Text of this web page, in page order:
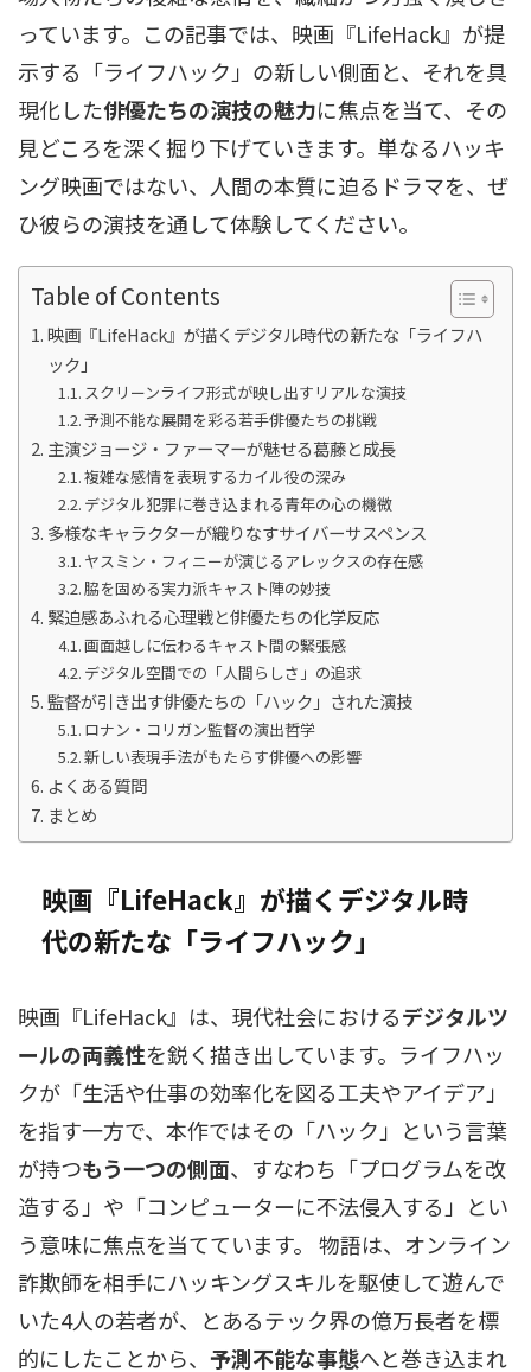
っています。この記事では、映画『LifeHack』が提
示する「ライフハック」の新しい側面と、それを具
現化した俳優たちの演技の魅力に焦点を当て、その
見どころを深く掘り下げていきます。単なるハッキ
ング映画ではない、人間の本質に迫るドラマを、ぜ
ひ彼らの演技を通して体験してください。
Table of Contents
映画『LifeHack』が描くデジタル時代の新たな「ライフハ
ック」
スクリーンライフ形式が映し出すリアルな演技
予測不能な展開を彩る若手俳優たちの挑戦
主演ジョージ・ファーマーが魅せる葛藤と成長
複雑な感情を表現するカイル役の深み
デジタル犯罪に巻き込まれる青年の心の機微
多様なキャラクターが織りなすサイバーサスペンス
ヤスミン・フィニーが演じるアレックスの存在感
脇を固める実力派キャスト陣の妙技
緊迫感あふれる心理戦と俳優たちの化学反応
画面越しに伝わるキャスト間の緊張感
デジタル空間での「人間らしさ」の追求
監督が引き出す俳優たちの「ハック」された演技
ロナン・コリガン監督の演出哲学
新しい表現手法がもたらす俳優への影響
よくある質問
まとめ
映画『LifeHack』が描くデジタル時
代の新たな「ライフハック」
映画『LifeHack』は、現代社会におけるデジタルツ
ールの両義性を鋭く描き出しています。ライフハッ
クが「生活や仕事の効率化を図る工夫やアイデア」
を指す一方で、本作ではその「ハック」という言葉
が持つもう一つの側面、すなわち「プログラムを改
造する」や「コンピューターに不法侵入する」とい
う意味に焦点を当てています。 物語は、オンライン
詐欺師を相手にハッキングスキルを駆使して遊んで
いた4人の若者が、とあるテック界の億万長者を標
的にしたことから、 予測不能な事態へと巻き込まれ